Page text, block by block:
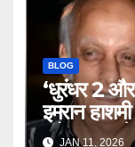
BLOG
‘धुरंधर 2
इमरान
प्रोड्यूसर
JAN 11, 2026